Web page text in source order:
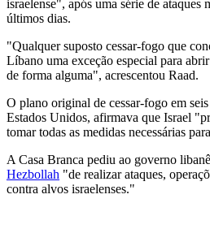
israelense", após uma série de ataques
últimos dias.
"Qualquer suposto cessar-fogo que
Líbano uma exceção especial para
de forma alguma", acrescentou Raad.
O plano original de cessar-fogo em
Estados Unidos, afirmava que Israel
tomar todas as medidas necessárias
A Casa Branca pediu ao governo
Hezbollah "de realizar ataques,
contra alvos israelenses."